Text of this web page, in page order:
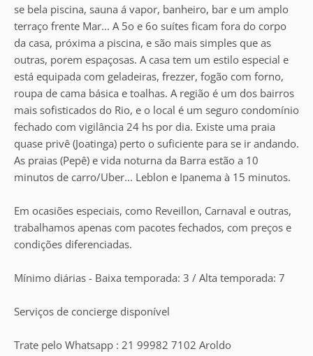
se bela piscina, sauna á vapor, banheiro, bar e um amplo
terraço frente Mar... A 5o e 6o suítes ficam fora do corpo
da casa, próxima a piscina, e são mais simples que as
outras, porem espaçosas. A casa tem um estilo especial e
está equipada com geladeiras, frezzer, fogão com forno,
roupa de cama básica e toalhas. A região é um dos bairros
mais sofisticados do Rio, e o local é um seguro condomínio
fechado com vigilância 24 hs por dia. Existe uma praia
quase privê (Joatinga) perto o suficiente para se ir andando.
As praias (Pepê) e vida noturna da Barra estão a 10
minutos de carro/Uber... Leblon e Ipanema à 15 minutos.
Em ocasiões especiais, como Reveillon, Carnaval e outras,
trabalhamos apenas com pacotes fechados, com preços e
condições diferenciadas.
Mínimo diárias - Baixa temporada: 3 / Alta temporada: 7
Serviços de concierge disponível
Trate pelo Whatsapp : 21 99982 7102 Aroldo